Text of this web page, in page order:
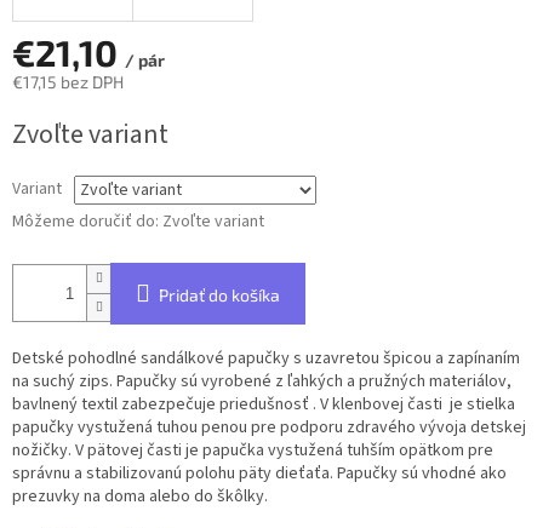
€21,10 / pár
€17,15 bez DPH
cena:
Zvoľte variant
Variant
Môžeme doručiť do: Zvoľte variant
Pridať do košíka
Detské pohodlné sandálkové papučky s uzavretou špicou a zapínaním
na suchý zips. Papučky sú vyrobené z ľahkých a pružných materiálov,
bavlnený textil zabezpečuje priedušnosť . V klenbovej časti je stielka
papučky vystužená tuhou penou pre podporu zdravého vývoja detskej
nožičky. V pätovej časti je papučka vystužená tuhším opätkom pre
správnu a stabilizovanú polohu päty dieťaťa. Papučky sú vhodné ako
prezuvky na doma alebo do škôlky.